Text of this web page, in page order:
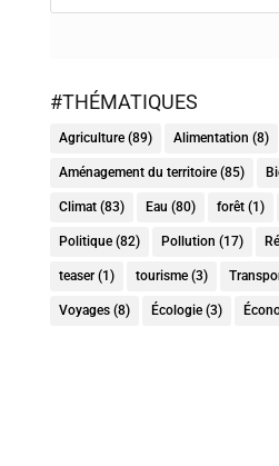
#THÉMATIQUES
Agriculture(89) Alimentation (8)
Aménagement du territoire(85)
Climat(83) Eau (80) forêt(1)
Politique(82) Pollution (17)
teaser(1) tourisme(3)
Voyages(8) Écologie(3)